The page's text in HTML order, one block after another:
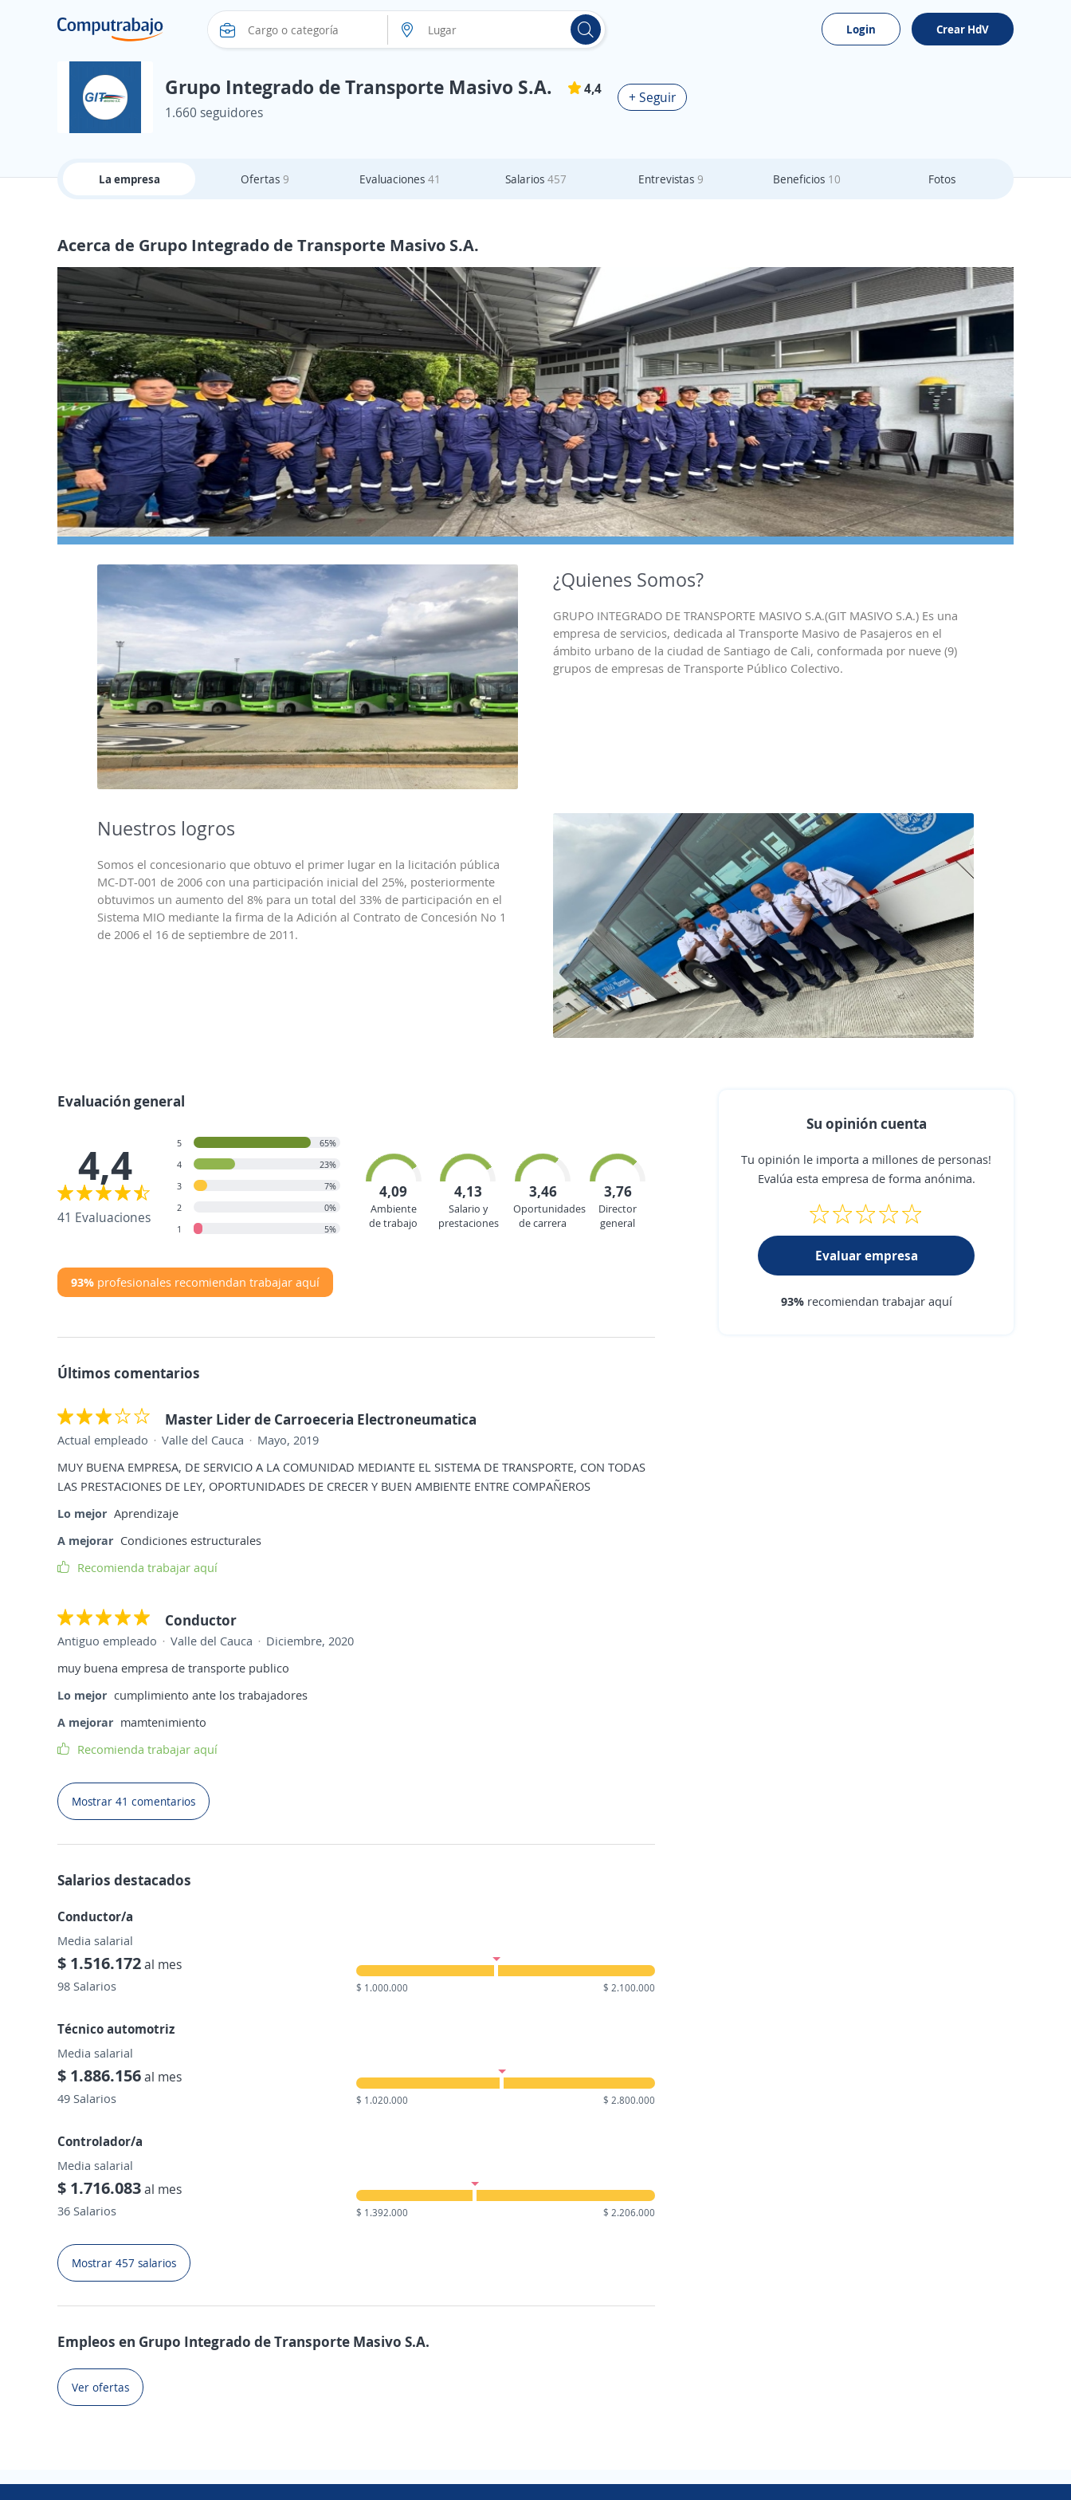
Login Crear HdV
Grupo Integrado de Transporte Masivo S.A.
4,4
1.660 seguidores
+ Seguir
La empresa Ofertas 9 Evaluaciones 41 Salarios 457 Entrevistas 9 Beneficios 10 Fotos
Acerca de Grupo Integrado de Transporte Masivo S.A.
¿Quienes Somos?
GRUPO INTEGRADO DE TRANSPORTE MASIVO S.A.(GIT MASIVO S.A.) Es una
empresa de servicios, dedicada al Transporte Masivo de Pasajeros en el
ámbito urbano de la ciudad de Santiago de Cali, conformada por nueve (9)
grupos de empresas de Transporte Público Colectivo.
Nuestros logros
Somos el concesionario que obtuvo el primer lugar en la licitación pública
MC-DT-001 de 2006 con una participación inicial del 25%, posteriormente
obtuvimos un aumento del 8% para un total del 33% de participación en el
Sistema MIO mediante la firma de la Adición al Contrato de Concesión No 1
de 2006 el 16 de septiembre de 2011.
Evaluación general
4,4
41 Evaluaciones
5
65%
4
23%
3
7%
2
0%
1
5%
4,09
Ambiente
de trabajo
4,13
Salario y
prestaciones
3,46
Oportunidades
de carrera
3,76
Director
general
93% profesionales recomiendan trabajar aquí
Últimos comentarios
Master Lider de Carroeceria Electroneumatica
Actual empleado Valle del Cauca
Mayo, 2019
MUY BUENA EMPRESA, DE SERVICIO A LA COMUNIDAD MEDIANTE EL SISTEMA DE TRANSPORTE, CON TODAS
LAS PRESTACIONES DE LEY, OPORTUNIDADES DE CRECER Y BUEN AMBIENTE ENTRE COMPAÑEROS
Lo mejor Aprendizaje
A mejorar Condiciones estructurales
Recomienda trabajar aquí
Conductor
Antiguo empleado Valle del Cauca
Diciembre, 2020
muy buena empresa de transporte publico
Lo mejor cumplimiento ante los trabajadores
A mejorar mamtenimiento
Recomienda trabajar aquí
Mostrar 41 comentarios
Salarios destacados
Conductor/a
Media salarial
$ 1.516.172al mes
98 Salarios $ 1.000.000 $ 2.100.000
Técnico automotriz
Media salarial
$ 1.886.156al mes
49 Salarios $ 1.020.000 $ 2.800.000
Controlador/a
Media salarial
$ 1.716.083al mes
36 Salarios $ 1.392.000 $ 2.206.000
Mostrar 457 salarios
Empleos en Grupo Integrado de Transporte Masivo S.A.
Ver ofertas
Su opinión cuenta
Tu opinión le importa a millones de personas!
Evalúa esta empresa de forma anónima.
Evaluar empresa
93%recomiendan trabajar aquí